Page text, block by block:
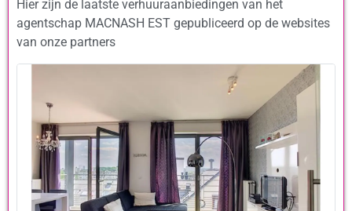
Hier zijn de laatste verhuuraanbiedingen van het
agentschap MACNASH EST gepubliceerd op de websites
van onze partners